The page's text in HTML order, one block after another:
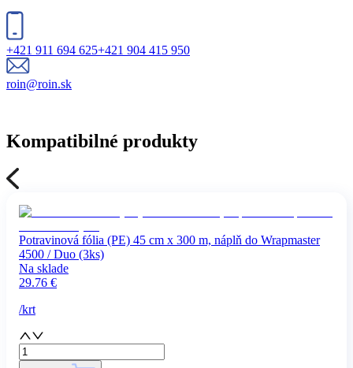
+421 911 694 625+421 904 415 950
roin@roin.sk
Kompatibilné produkty
Potravinová fólia (PE) 45 cm x 300 m, náplň do Wrapmaster
4500 / Duo (3ks)
Na sklade
29.76 €
/krt